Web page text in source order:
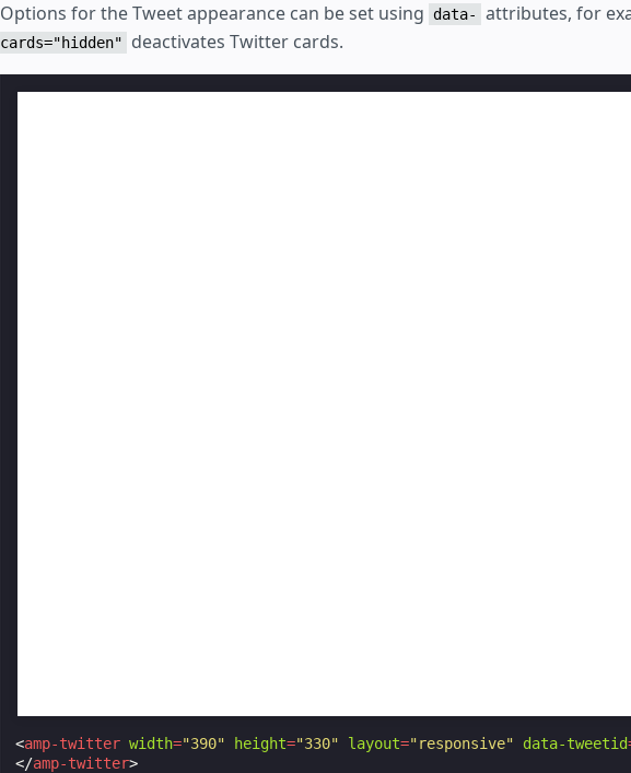
Options for the Tweet appearance can be set using data- attributes, for
cards="hidden"
deactivates Twitter cards.
<amp-twitter width="390" height="330" layout="responsive" data-tweetid
</amp-twitter>